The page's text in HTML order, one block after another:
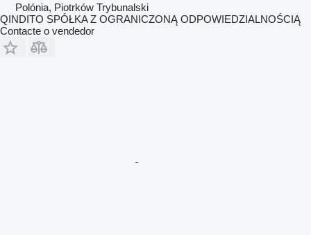
Polónia, Piotrków Trybunalski
QINDITO SPÓŁKA Z OGRANICZONĄ ODPOWIEDZIALNOŚCIĄ
Contacte o vendedor